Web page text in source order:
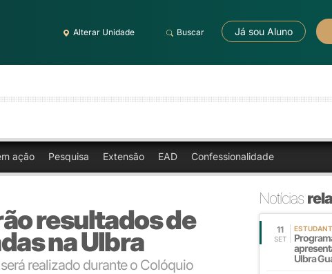
Alterar Unidade Buscar Já sou Aluno
ação Pesquisa Extensão EAD Confessionalidade
resultados de
na Ulbra
realizado durante o Colóquio
Notícias
11
SET
Ulbra